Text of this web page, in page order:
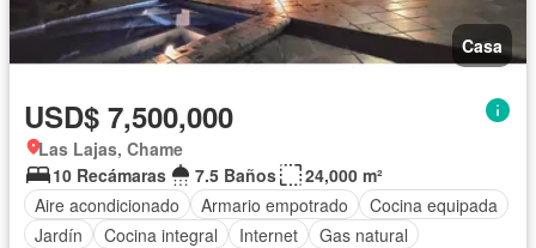
Casa
USD$ 7,500,000
Las Lajas, Chame
10 Recámaras
7.5 Baños
24,000 m²
Aire acondicionado
Armario empotrado
Cocina equipada
Jardín
Cocina integral Internet
Gas natural